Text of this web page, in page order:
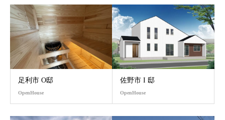
足利市 O邸
OpenHouse
佐野市 I 邸
OpenHouse